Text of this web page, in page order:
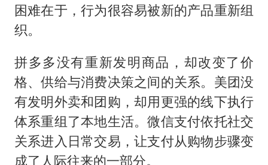
困难在于，行为很容易被新的产品重新组
织。
拼多多没有重新发明商品，却改变了价
格、供给与消费决策之间的关系。美团没
有发明外卖和团购，却用更强的线下执行
体系重组了本地生活。微信支付依托社交
关系进入日常交易，让支付从购物步骤变
成了人际往来的一部分。